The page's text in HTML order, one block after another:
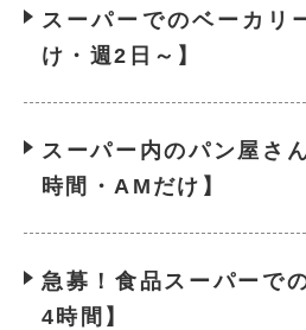
スーパーでのベーカリ
け・週2日～】
スーパー内のパン屋さ
時間・AMだけ】
急募！食品スーパーで
4時間】